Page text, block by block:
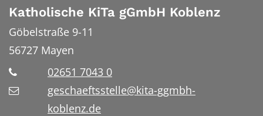
Katholische KiTa gGmbH Koblenz
Göbelstraße 9-11
56727 Mayen
02651 7043 0
geschaeftsstelle@kita-ggmbh-
koblenz.de